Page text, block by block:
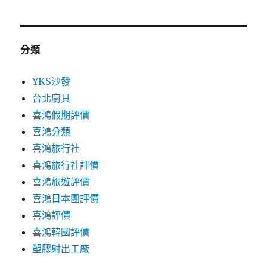
分類
YKS沙發
台北廚具
喜鴻假期評價
喜鴻分類
喜鴻旅行社
喜鴻旅行社評價
喜鴻旅遊評價
喜鴻日本團評價
喜鴻評價
喜鴻韓國評價
塑膠射出工廠